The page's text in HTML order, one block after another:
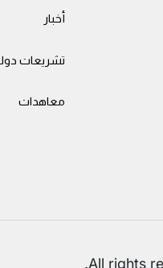
أخبار
تشريعات
معاهدات
.